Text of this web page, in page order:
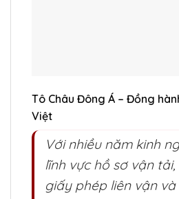
Tô Châu Đông Á – Đồng
Việt
Với nhiều năm kinh
lĩnh vực hồ sơ vận tải,
giấy phép liên vận